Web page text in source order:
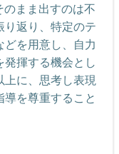
まま出すのは不
返り、特定のテ
を用意し、自力
揮する機会とし
上に、思考し表現
を尊重すること